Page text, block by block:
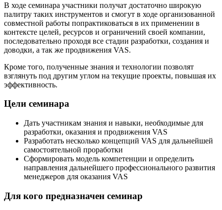
В ходе семинара участники получат достаточно широкую
палитру таких инструментов и смогут в ходе организованной
совместной работы попрактиковаться в их применении в
контексте целей, ресурсов и ограничений своей компании,
последовательно проходя все стадии разработки, создания и
доводки, а так же продвижения VAS.
Кроме того, полученные знания и технологии позволят
взглянуть под другим углом на текущие проекты, повышая их
эффективность.
Цели семинара
Дать участникам знания и навыки, необходимые для
разработки, оказания и продвижения VAS
Разработать несколько концепций VAS для дальнейшей
самостоятельной проработки
Сформировать модель компетенции и определить
направления дальнейшего профессионального развития
менеджеров для оказания VAS
Для кого предназначен семинар